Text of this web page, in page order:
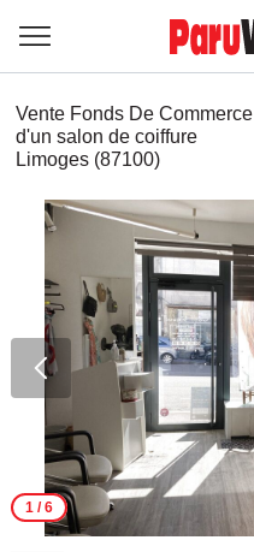
Vente Fonds De Commerce
d'un salon de coiffure
Limoges (87100)
1/ 6